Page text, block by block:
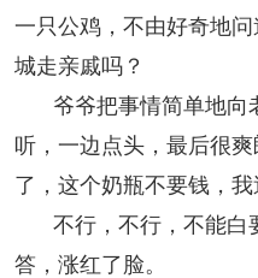
一只公鸡，不由好奇地
城走亲戚吗？
爷爷把事情简单地向
听，一边点头，最后很
了，这个奶瓶不要钱，我
不行，不行，不能白
答，涨红了脸。